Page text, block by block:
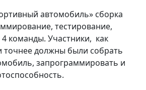
автомобиль» сборка
тестирование,
команды. Участники, как
должны были собрать
запрограммировать и